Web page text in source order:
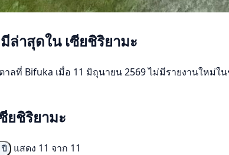
าสุดใน เซียชิริยามะ
าลที่ Bifuka เมื่อ 11 มิถุนายน 2569 ไม่มีรายงานให
ยชิริยามะ
ปี
แสดง 11 จาก 11